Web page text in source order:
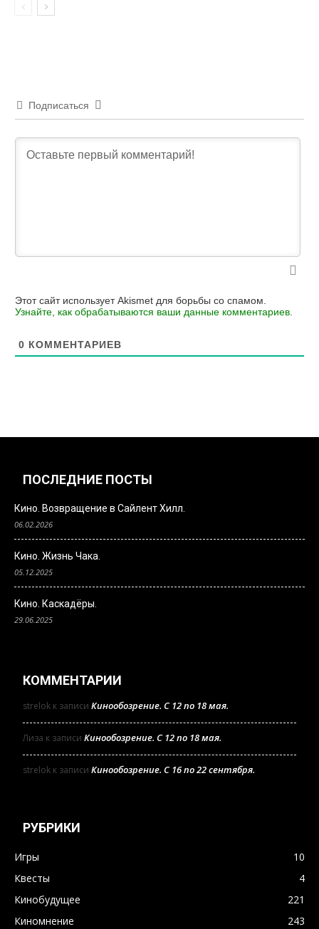
Подписаться
Этот сайт использует Akismet для борьбы со спамом.
Узнайте, как обрабатываются ваши данные комментариев
0 КОММЕНТАРИЕВ
ПОСЛЕДНИЕ ПОСТЫ
Кино. Возвращение в Сайлент Хилл.
06.02.2026
Кино. Жизнь Чака.
05.12.2025
Кино. Каскадёры.
29.06.2025
КОММЕНТАРИИ
strelok к записи Кинообозрение. С 12 по 18 мая.
Лиза к записи Кинообозрение. С 12 по 18 мая.
strelok к записи Кинообозрение. С 16 по 22 сентября.
РУБРИКИ
Игры
10
Квесты
4
Кинобудущее
221
Киномнение
243